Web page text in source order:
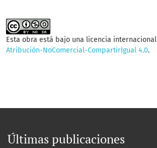
Esta obra está bajo una licencia internacional
Atribución-NoComercial-CompartirIgual 4.0.
Últimas publicaciones